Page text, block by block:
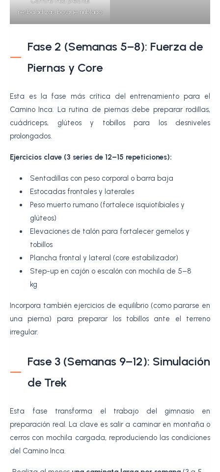
resbaladizas-bosque nublado
Fase 2 (Semanas 5–8): Fuerza de
Piernas y Core
Esta es la fase más crítica del entrenamiento para el
Camino Inca. La rutina de piernas debe preparar rodillas,
cuádriceps, glúteos y tobillos para los desniveles
prolongados.
Ejercicios clave (3 series de 12–15 repeticiones):
Sentadillas con peso corporal o barra baja
Estocadas frontales y laterales
Peso muerto rumano (fortalece isquiotibiales y
glúteos)
Elevaciones de talón para fortalecer gemelos y
tobillos
Plancha frontal y lateral (core estabilizador)
Step-up en cajón o escalón con mochila de 5–8
kg
Incorpora también ejercicios de equilibrio (como pararse en
una pierna) para preparar los tobillos ante el terreno
irregular.
Fase 3 (Semanas 9–12): Simulación
de Trek
Esta fase transforma el trabajo del gimnasio en
preparación real. La clave es salir a caminar en montaña o
cerros con mochila cargada, reproduciendo las condiciones
del Camino Inca.